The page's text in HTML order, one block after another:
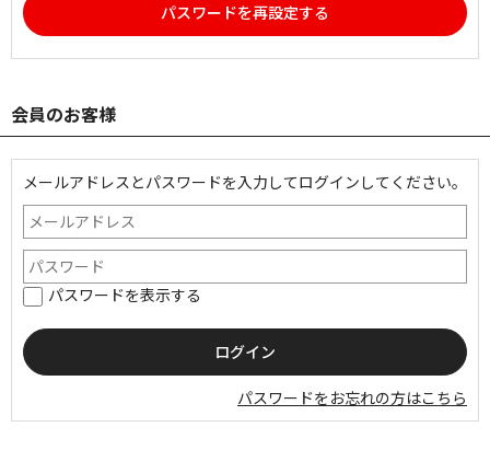
パスワードを再設定する
会員のお客様
メールアドレスとパスワードを入力してログインしてください。
パスワードを表示する
パスワードをお忘れの方はこちら